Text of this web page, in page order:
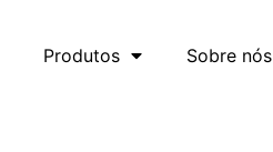
Produtos Sobre nós